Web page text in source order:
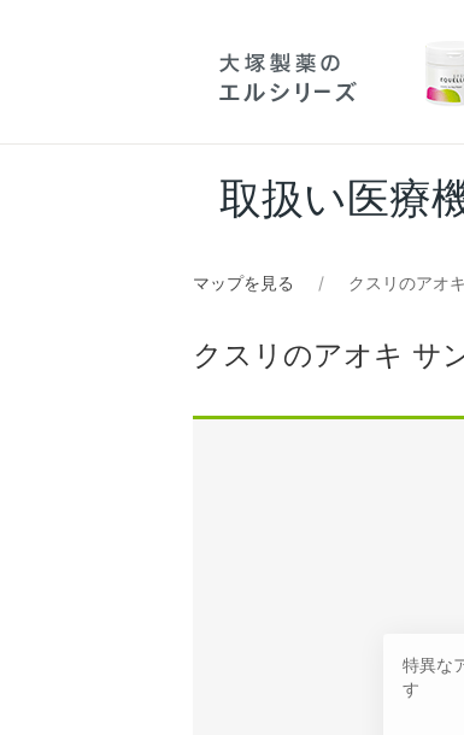
取扱い医療
マップを見る クスリのアオ
クスリのアオキ サ
特異な
す